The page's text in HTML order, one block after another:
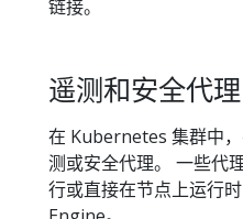
链接。
遥测和安全代理
在 Kubernetes 集群中
测或安全代理。 一些代
行或直接在节点上运行